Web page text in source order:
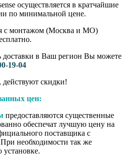
осуществляется в кратчайшие
по минимальной цене.
с монтажом (Москва и МО)
доставки в Ваш регион Вы можете
19-04
скидки!
цен:
предоставляются существенные
обеспечат лучшую цену на
поставщика с
необходимости так же
установке.